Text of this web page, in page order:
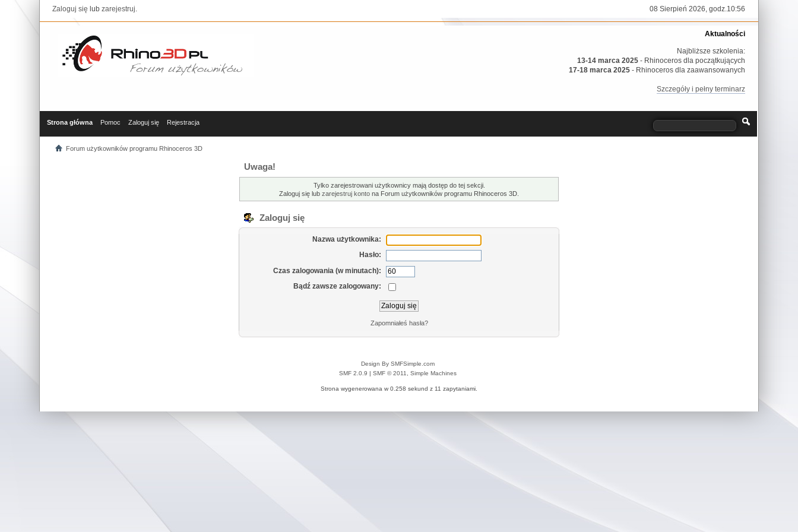
Zaloguj się lubzarejestruj. 08 Sierpień 2026, godz.10:56
Aktualności
Najbliższe szkolenia:
13-14 marca 2025 - Rhinoceros dla początkujących
17-18 marca 2025 - Rhinoceros dla zaawansowanych
Szczegóły i pełny terminarz
Strona główna Pomoc Zaloguj się Rejestracja
Forum użytkowników programu Rhinoceros 3D
Uwaga!
Tylko zarejestrowani użytkownicy mają dostęp do tej sekcji.
Zaloguj się lub zarejestruj konto na Forum użytkowników programu Rhinoceros 3D.
Zaloguj się
Nazwa użytkownika:
Hasło:
Czas zalogowania (w minutach):
Bądź zawsze zalogowany:
Zapomniałeś hasła?
Design By SMFSimple.com
SMF 2.0.9
SMF © 2011, Simple Machines
Strona wygenerowana w 0.258 sekund z 11 zapytaniami.